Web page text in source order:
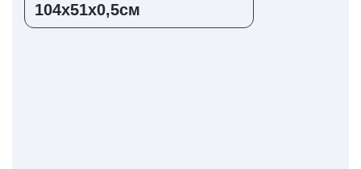
104х51х0,5см